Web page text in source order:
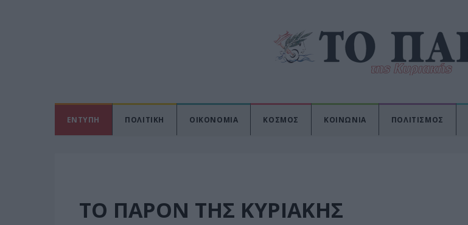
ΕΝΤΥΠΗ ΠΟΛΙΤΙΚΗ ΟΙΚΟΝΟΜΙΑ ΚΟΣΜΟΣ ΚΟΙΝΩΝΙΑ ΠΟΛΙΤΙΣΜΟΣ
ΤΟ ΠΑΡΟΝ ΤΗΣ ΚΥΡΙΑΚΗΣ